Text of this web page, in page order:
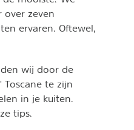
over zeven
ervaren. Oftewel,
wij door de
te zijn
in je kuiten.
tips.